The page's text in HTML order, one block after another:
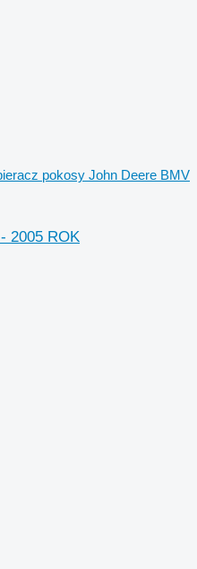
pokosy John Deere BMV
2005 ROK